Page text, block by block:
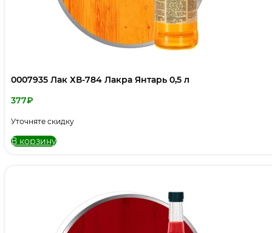
0007935 Лак ХВ-784 Лакра Янтарь 0,5 л
377₽
Уточняте скидку
В корзину